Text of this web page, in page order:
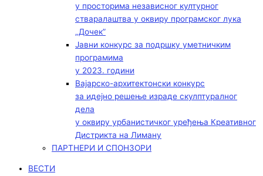
у просторима независног културног
стваралаштва у оквиру програмског лука
„Дочек”
Јавни конкурс за подршку уметничким
програмима
у 2023. години
Вајарско-архитектонски конкурс
за идејно решење израде скулптуралног
дела
у оквиру урбанистичког уређења Креативног
Дистрикта на Лиману
ПАРТНЕРИ И СПОНЗОРИ
ВЕСТИ